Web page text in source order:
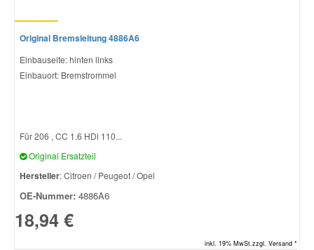
Original Bremsleitung 4886A6
Einbauseite: hinten links
Einbauort: Bremstrommel
Für 206 , CC 1.6 HDi 110...
Original Ersatzteil
Hersteller: Citroen / Peugeot / Opel
OE-Nummer: 4886A6
18,94 €
inkl. 19% MwSt.zzgl. Versand *